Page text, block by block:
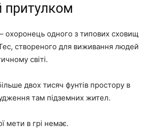
притулком
охоронець одного з типових сховищ
створеного для виживання людей
світі.
двох тисяч фунтів простору в
там підземних жител.
мети в грі немає.